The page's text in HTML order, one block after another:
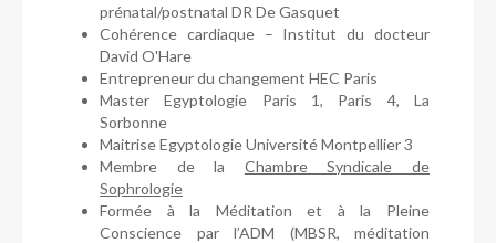
prénatal/postnatal DR De Gasquet
Cohérence cardiaque – Institut du docteur
David O'Hare
Entrepreneur du changement HEC Paris
Master Egyptologie Paris 1, Paris 4, La
Sorbonne
Maitrise Egyptologie Université Montpellier 3
Membre de la Chambre Syndicale de
Sophrologie
Formée à la Méditation et à la Pleine
Conscience par l’ADM (MBSR, méditation